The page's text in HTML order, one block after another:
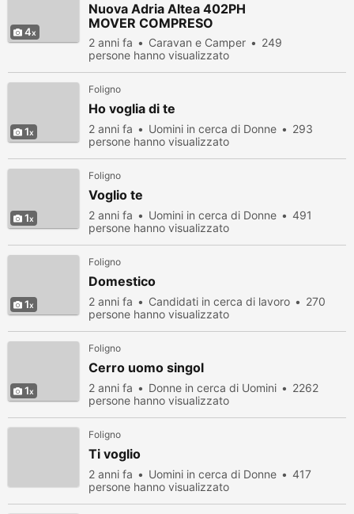
4
Nuova Adria Altea 402PH
MOVER COMPRESO
2 anni fa Caravan e Camper
249
persone hanno visualizzato
1
Foligno
Ho voglia di te
2 anni fa Uomini in cerca di Donne
293
persone hanno visualizzato
1
Foligno
Voglio te
2 anni fa Uomini in cerca di Donne
491
persone hanno visualizzato
1
Foligno
Domestico
2 anni fa Candidati in cerca di lavoro
270
persone hanno visualizzato
1
Foligno
Cerro uomo singol
2 anni fa Donne in cerca di Uomini
2262
persone hanno visualizzato
Foligno
Ti voglio
2 anni fa Uomini in cerca di Donne
417
persone hanno visualizzato